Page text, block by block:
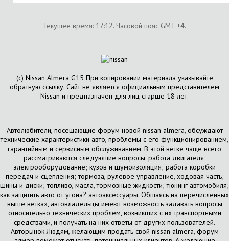
Текущее время: 17:12. Часовой пояс GMT +4.
(с) Nissan Almera G15 При копировании материала указывайте
обратную ссылку. Сайт не является официальным представителем
Nissan и предназначен для лиц старше 18 лет.
Автолюбители, посещающие форум новой nissan almera, обсуждают
технические характеристики авто, проблемы с его функционированием,
гарантийным и сервисным обслуживанием. В этой ветке чаще всего
рассматриваются следующие вопросы. работа двигателя;
электрооборудование; кузов и шумоизоляция; работа коробки
передач и сцепления; тормоза, рулевое управление, ходовая часть;
шины и диски; топливо, масла, тормозные жидкости; тюнинг автомобиля;
как защитить авто от угона? автоаксессуары. Общаясь на перечисленных
выше ветках, автовладельцы имеют возможность задавать вопросы
относительно технических проблем, возникших с их транспортными
средствами, и получать на них ответы от других пользователей.
Авторынок Людям, желающим продать свой nissan almera, форум